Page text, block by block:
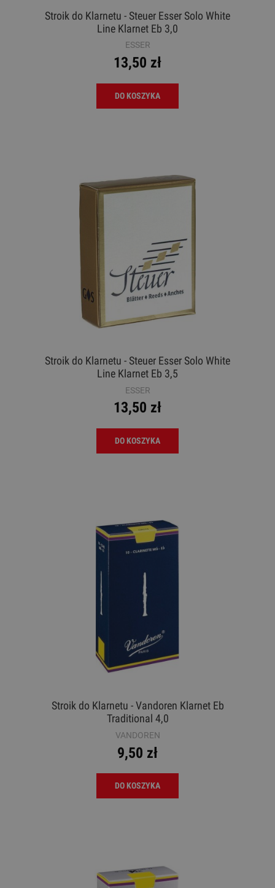
Stroik do Klarnetu - Steuer Esser Solo White
Line Klarnet Eb 3,0
ESSER
13,50 zł
DO KOSZYKA
Stroik do Klarnetu - Steuer Esser Solo White
Line Klarnet Eb 3,5
ESSER
13,50 zł
DO KOSZYKA
Stroik do Klarnetu - Vandoren Klarnet Eb
Traditional 4,0
VANDOREN
9,50 zł
DO KOSZYKA